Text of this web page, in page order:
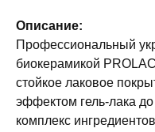
Описание:
Профессиональный
биокерамикой
стойкое лаковое
эффектом гель-лака
комплекс